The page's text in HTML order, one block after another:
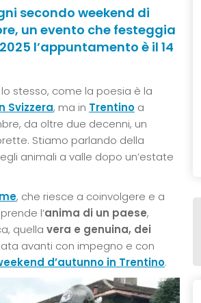
secondo weekend di
un evento che festeggia
l’appuntamento è il 14
lo stesso, come la poesia è la
Svizzera, ma in Trentino a
da oltre due decenni, un
Stiamo parlando della
animali a valle dopo un’estate
, che riesce a coinvolgere e a
l’anima di un paese,
quella vera e genuina, dei
avanti con impegno e con
d’autunno in Trentino.